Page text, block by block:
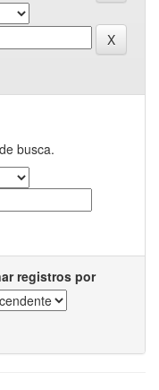
busca.
registros por